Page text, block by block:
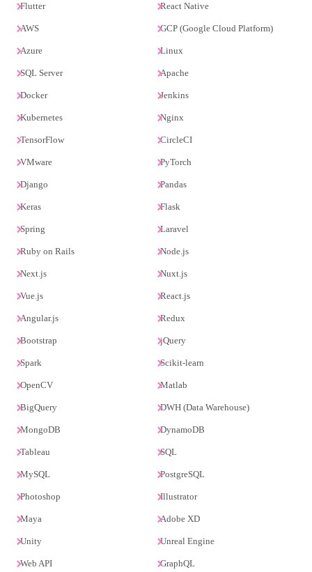
Flutter React Native
AWS GCP (Google Cloud Platform)
Azure Linux
SQL Server Apache
Docker Jenkins
Kubernetes Nginx
TensorFlow CircleCI
VMware PyTorch
Django Pandas
Keras Flask
Spring Laravel
Ruby on Rails Node.js
Next.js Nuxt.js
Vue.js React.js
Angular.js Redux
Bootstrap jQuery
Spark Scikit-learn
OpenCV Matlab
BigQuery DWH (Data Warehouse)
MongoDB DynamoDB
Tableau SQL
MySQL PostgreSQL
Photoshop Illustrator
Maya Adobe XD
Unity Unreal Engine
Web API GraphQL